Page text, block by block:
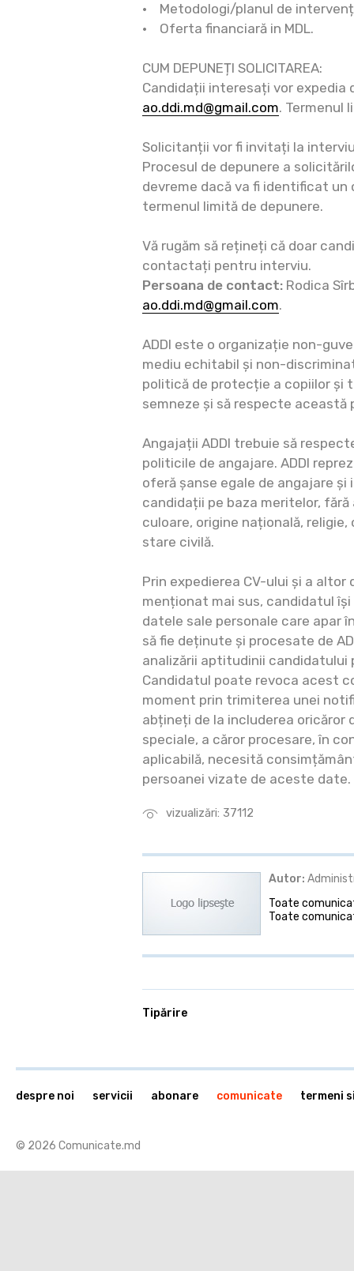
vizualizări: 37112
• Metodologi/planul de
• Oferta financiară in MDL.
CUM DEPUNEȚI SOLICITAREA:
Candidații interesați vor expedia
ao.ddi.md@gmail.com. Termenul
Solicitanții vor fi invitați la
Procesul de depunere a
devreme dacă va fi identificat
termenul limită de depunere.
Vă rugăm să rețineți că doar
contactați pentru interviu.
Persoana de contact: Rodica
ao.ddi.md@gmail.com.
ADDI este o organizație non-
mediu echitabil și non-
politică de protecție a copiilor și
semneze și să respecte această
Angajații ADDI trebuie să
politicile de angajare. ADDI
oferă șanse egale de angajare
candidații pe baza meritelor,
culoare, origine națională,
stare civilă.
Prin expedierea CV-ului și a altor
menționat mai sus, candidatul
datele sale personale care apar
să fie deținute și procesate de
analizării aptitudinii
Candidatul poate revoca acest
moment prin trimiterea unei
abțineți de la includerea
speciale, a căror procesare, în
aplicabilă, necesită
persoanei vizate de aceste date.
Autor:
Toate
Toate
Tipărire
© 2026 Comunicate.md
despre noi servicii abonare comunicate termeni